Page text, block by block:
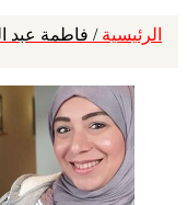
الرئيسية / فاطمة عبد